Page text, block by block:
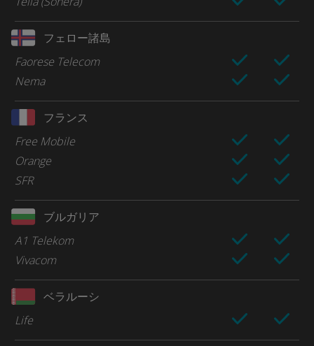
フェロー諸島
Faorese Telecom
Nema
フランス
Free Mobile
Orange
SFR
ブルガリア
A1 Telekom
Vivacom
ベラルーシ
Life